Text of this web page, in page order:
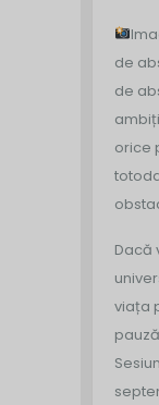
de
de
orice
Dacă
viața